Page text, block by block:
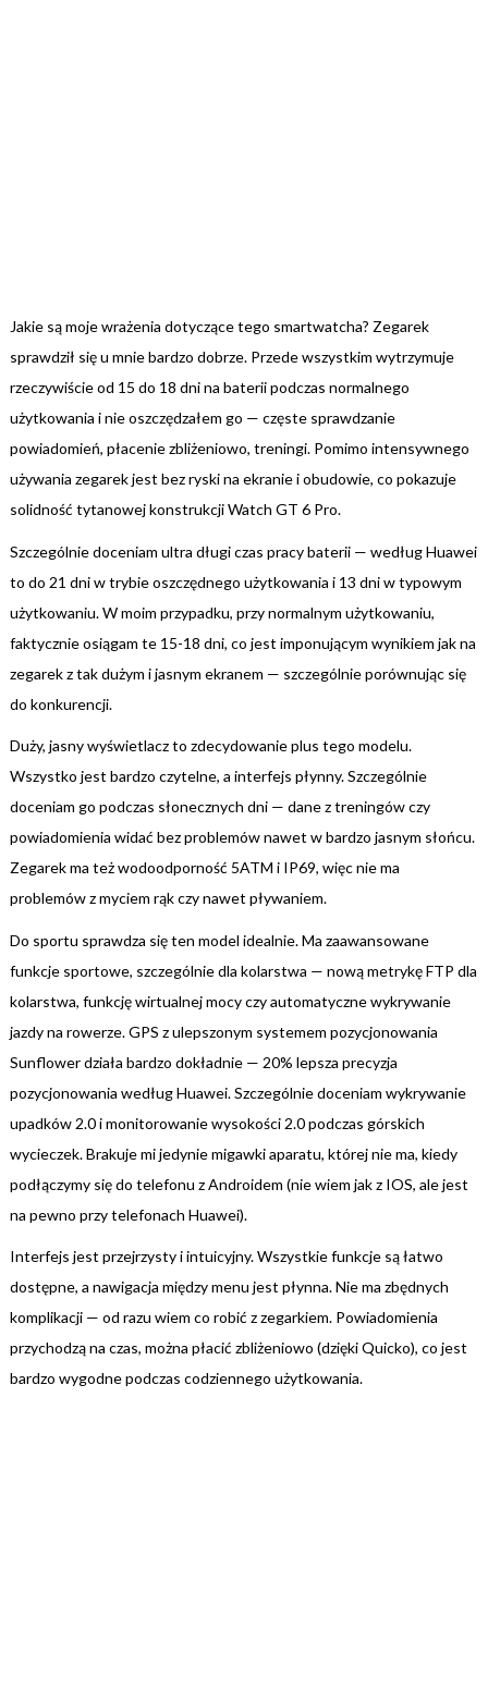
Jakie są moje wrażenia dotyczące tego smartwatcha? Zegarek
sprawdził się u mnie bardzo dobrze. Przede wszystkim wytrzymuje
rzeczywiście od 15 do 18 dni na baterii podczas normalnego
użytkowania i nie oszczędzałem go — częste sprawdzanie
powiadomień, płacenie zbliżeniowo, treningi. Pomimo intensywnego
używania zegarek jest bez ryski na ekranie i obudowie, co pokazuje
solidność tytanowej konstrukcji Watch GT 6 Pro.
Szczególnie doceniam ultra długi czas pracy baterii — według Huawei
to do 21 dni w trybie oszczędnego użytkowania i 13 dni w typowym
użytkowaniu. W moim przypadku, przy normalnym użytkowaniu,
faktycznie osiągam te 15-18 dni, co jest imponującym wynikiem jak na
zegarek z tak dużym i jasnym ekranem — szczególnie porównując się
do konkurencji.
Duży, jasny wyświetlacz to zdecydowanie plus tego modelu.
Wszystko jest bardzo czytelne, a interfejs płynny. Szczególnie
doceniam go podczas słonecznych dni — dane z treningów czy
powiadomienia widać bez problemów nawet w bardzo jasnym słońcu.
Zegarek ma też wodoodporność 5ATM i IP69, więc nie ma
problemów z myciem rąk czy nawet pływaniem.
Do sportu sprawdza się ten model idealnie. Ma zaawansowane
funkcje sportowe, szczególnie dla kolarstwa — nową metrykę FTP dla
kolarstwa, funkcję wirtualnej mocy czy automatyczne wykrywanie
jazdy na rowerze. GPS z ulepszonym systemem pozycjonowania
Sunflower działa bardzo dokładnie — 20% lepsza precyzja
pozycjonowania według Huawei. Szczególnie doceniam wykrywanie
upadków 2.0 i monitorowanie wysokości 2.0 podczas górskich
wycieczek. Brakuje mi jedynie migawki aparatu, której nie ma, kiedy
podłączymy się do telefonu z Androidem (nie wiem jak z IOS, ale jest
na pewno przy telefonach Huawei).
Interfejs jest przejrzysty i intuicyjny. Wszystkie funkcje są łatwo
dostępne, a nawigacja między menu jest płynna. Nie ma zbędnych
komplikacji — od razu wiem co robić z zegarkiem. Powiadomienia
przychodzą na czas, można płacić zbliżeniowo (dzięki Quicko), co jest
bardzo wygodne podczas codziennego użytkowania.